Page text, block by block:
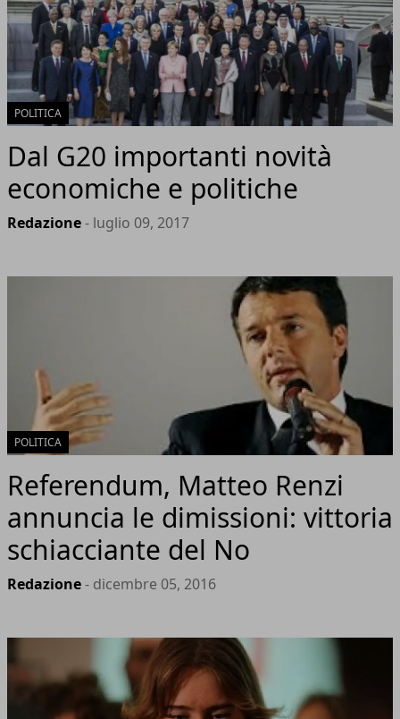
POLITICA
Dal G20 importanti novità
economiche e politiche
Redazione- luglio 09, 2017
POLITICA
Referendum, Matteo Renzi
annuncia le dimissioni: vittoria
schiacciante del No
Redazione- dicembre 05, 2016